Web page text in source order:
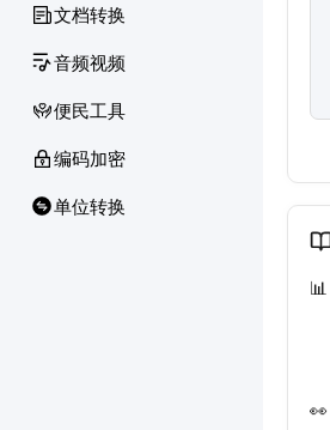
文档转换
音频视频
便民工具
编码加密
单位转换
📊
👀